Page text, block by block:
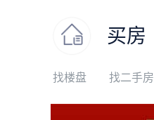
买房
找楼盘 找二手房